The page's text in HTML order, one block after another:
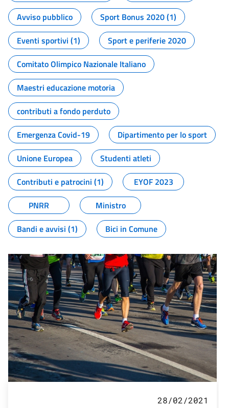
Avviso pubblico
Sport Bonus 2020 (1)
Eventi sportivi (1)
Sport e periferie 2020
Comitato Olimpico Nazionale Italiano
Maestri educazione motoria
contributi a fondo perduto
Emergenza Covid-19
Dipartimento per lo sport
Unione Europea
Studenti atleti
Contributi e patrocini (1)
EYOF 2023
PNRR
Ministro
Bandi e avvisi (1)
Bici in Comune
28/02/2021